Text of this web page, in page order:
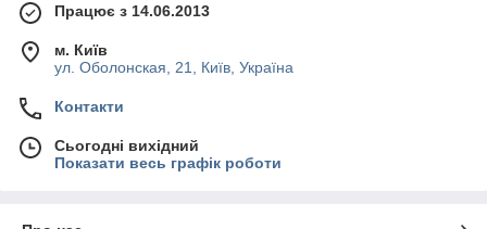
Працює з 14.06.2013
м. Київ
ул. Оболонская, 21, Київ, Україна
Контакти
Сьогодні вихідний
Показати весь графік роботи